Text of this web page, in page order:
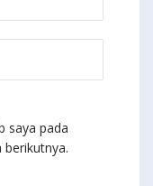
saya pada